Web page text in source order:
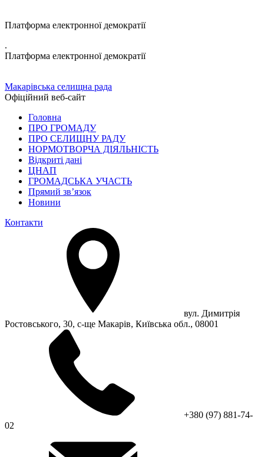
Платформа електронної демократії
.
Платформа електронної демократії
Макарівська селищна рада
Офіційний веб-сайт
Головна
ПРО ГРОМАДУ
ПРО СЕЛИЩНУ РАДУ
НОРМОТВОРЧА ДІЯЛЬНІСТЬ
Відкриті дані
ЦНАП
ГРОМАДСЬКА УЧАСТЬ
Прямий зв’язок
Новини
Контакти
вул. Димитрія
Ростовського, 30, с-ще Макарів, Київська обл., 08001
+380 (97) 881-74-
02